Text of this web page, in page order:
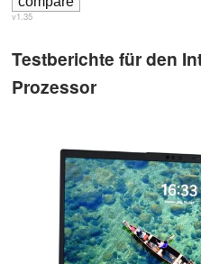
v1.35
Testberichte für den
Prozessor